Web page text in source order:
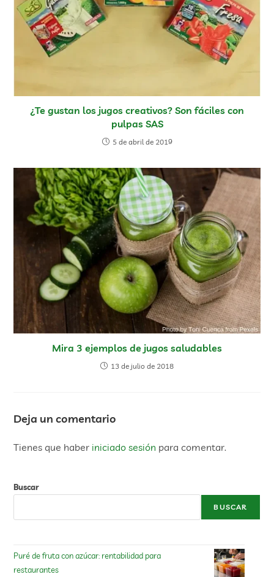
¿Te gustan los jugos creativos? Son fáciles con
pulpas SAS
5 de abril de 2019
Mira 3 ejemplos de jugos saludables
13 de julio de 2018
Deja un comentario
Tienes que haber iniciado sesión para comentar.
Buscar
BUSCAR
Puré de fruta con azúcar: rentabilidad para
restaurantes